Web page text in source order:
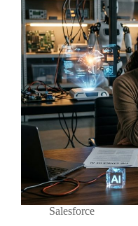
Salesforce